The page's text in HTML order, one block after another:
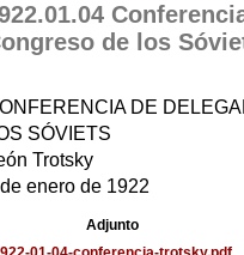
de los
DE
SÓVIETS
Trotsky
enero de 1922
Adjunto